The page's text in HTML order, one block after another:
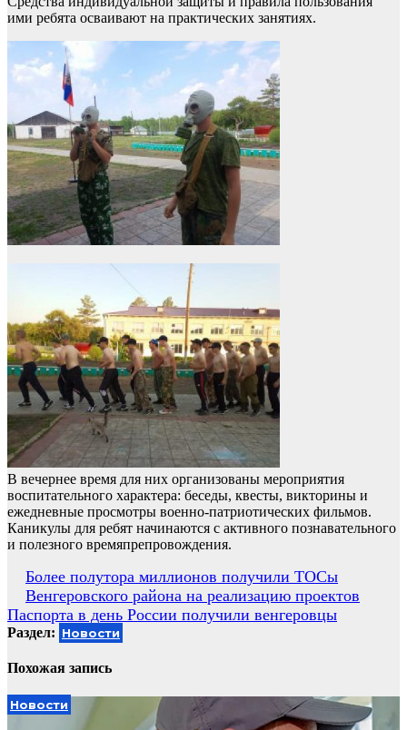
ими ребята осваивают на практических занятиях.
В вечернее время для них организованы мероприятия
воспитательного характера: беседы, квесты, викторины и
ежедневные просмотры военно-патриотических фильмов.
Каникулы для ребят начинаются с активного познавательного
и полезного времяпрепровождения.
Навигация
по
записям
Более полутора миллионов получили ТОСы
Венгеровского района на реализацию проектов
Паспорта в день России получили венгеровцы
Раздел: Новости
Похожая запись
Новости